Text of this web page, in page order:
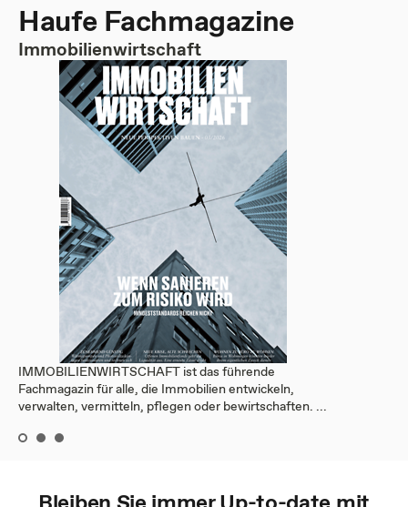
Haufe Fachmagazine
Immobilienwirtschaft
IMMOBILIENWIRTSCHAFT ist das führende
Fachmagazin für alle, die Immobilien entwickeln,
verwalten, vermitteln, pflegen oder bewirtschaften. ...